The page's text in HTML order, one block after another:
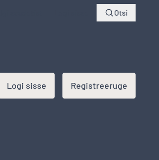
Otsi
Logi sisse Registreeruge